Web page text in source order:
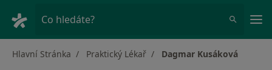
Co hledáte?
Hlavní Stránka Praktický Lékař Dagmar Kusáková